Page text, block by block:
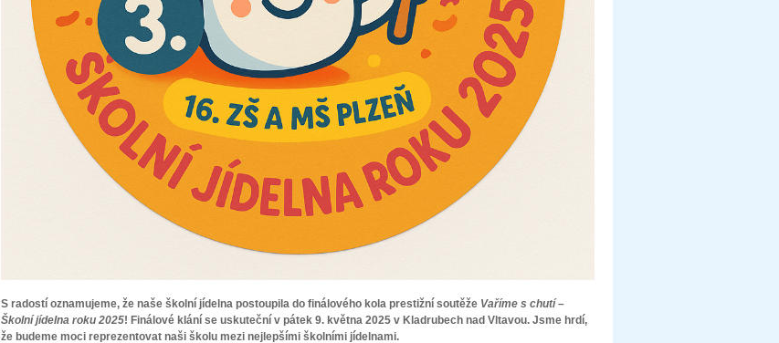
S radostí oznamujeme, že naše školní jídelna postoupila do finálového kola prestižní soutěže Vaříme s chutí –
Školní jídelna roku 2025! Finálové klání se uskuteční v pátek 9. května 2025 v Kladrubech nad Vltavou. Jsme hrdí,
že budeme moci reprezentovat naši školu mezi nejlepšími školními jídelnami.